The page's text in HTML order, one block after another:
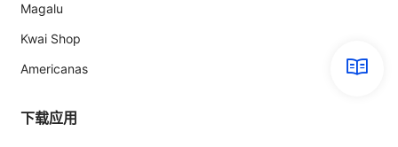
Magalu
Kwai Shop
Americanas
下载应用